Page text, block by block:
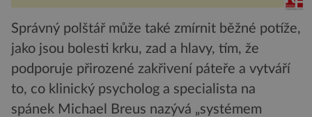
Správný polštář může také zmírnit běžné potíže,
jako jsou bolesti krku, zad a hlavy, tím, že
podporuje přirozené zakřivení páteře a vytváří
to, co klinický psycholog a specialista na
spánek Michael Breus nazývá „systémem